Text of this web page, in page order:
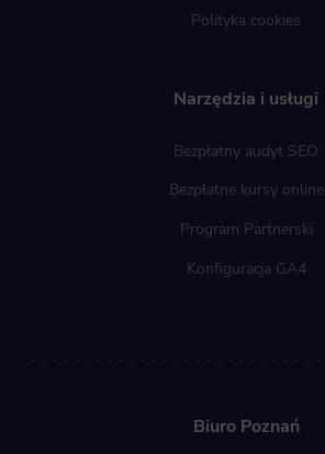
Polityka cookies
Narzędzia i usługi
Bezpłatny audyt SEO
Bezpłatne kursy online
Program Partnerski
Konfiguracja GA4
Biuro Poznań